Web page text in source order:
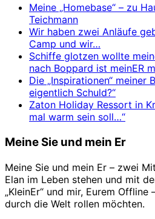
Meine „Homebase“ – zu
Teichmann
Wir haben zwei Anläufe
Camp und wir…
Schiffe glotzen wollte
nach Boppard ist meinER
Die „Inspirationen“ meiner
eigentlich Schuld?“
Zaton Holiday Ressort in
mal warm sein soll…“
Meine Sie und mein Er
Meine Sie und mein Er – zwei
Elan im Leben stehen und mit
„KleinEr“ und mir, Eurem Offline
durch die Welt rollen möchten.